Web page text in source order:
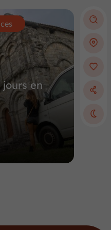
jours en